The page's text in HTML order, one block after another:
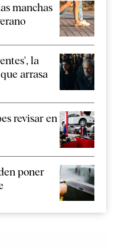
manchas
la
arrasa
revisar en
poner